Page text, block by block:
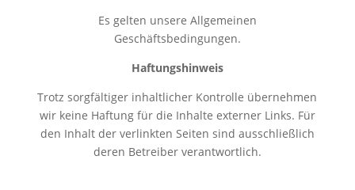
Es gelten unsere Allgemeinen
Geschäftsbedingungen.
Haftungshinweis
Trotz sorgfältiger inhaltlicher Kontrolle übernehmen
wir keine Haftung für die Inhalte externer Links. Für
den Inhalt der verlinkten Seiten sind ausschließlich
deren Betreiber verantwortlich.